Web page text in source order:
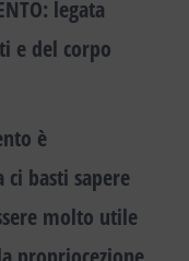
: legata
e del corpo
è
ci basti sapere
molto utile